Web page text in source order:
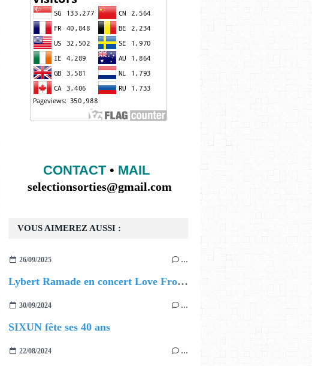
VOUS AIMEREZ AUSSI :
26/09/2025 …
Lybert Ramade en concert Love From Me
30/09/2024 …
SIXUN fête ses 40 ans
22/08/2024 …
CONTACT• MAIL
selectionsorties@gmail.com